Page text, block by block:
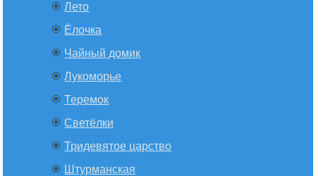
Лето
Ёлочка
Чайный домик
Лукоморье
Теремок
Светёлки
Тридевятое царство
Штурманская